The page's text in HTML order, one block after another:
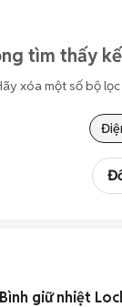
tìm thấy
xóa một số bộ
Bình giữ nhiệt